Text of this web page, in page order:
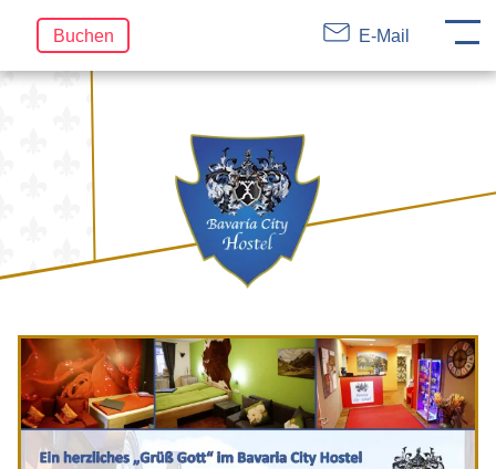
FR
Navigation
überspringen
Buchen E-Mail